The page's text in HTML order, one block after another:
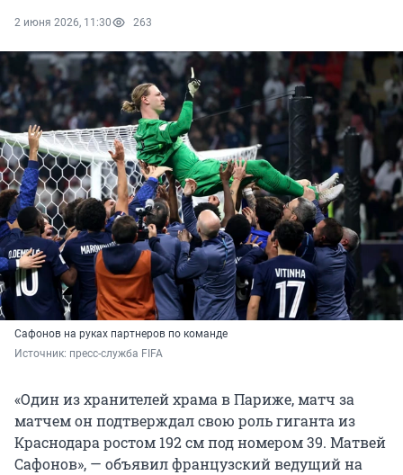
2 июня 2026, 11:30 263
Сафонов на руках партнеров по команде
Источник: пресс-служба FIFA
«Один из хранителей храма в Париже, матч за
матчем он подтверждал свою роль гиганта из
Краснодара ростом 192 см под номером 39. Матвей
Сафонов», — объявил французский ведущий на